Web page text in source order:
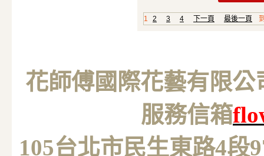
1 2 3 4 下一頁 最後一頁
花師傅國際花藝有限
服務信箱
105台北市民生東路4